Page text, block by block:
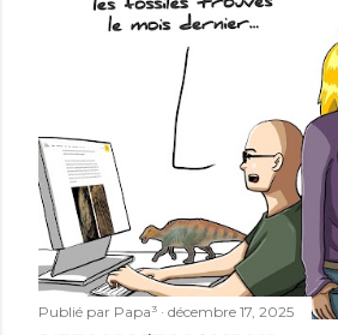
Publié par Papa³ décembre 17, 2025